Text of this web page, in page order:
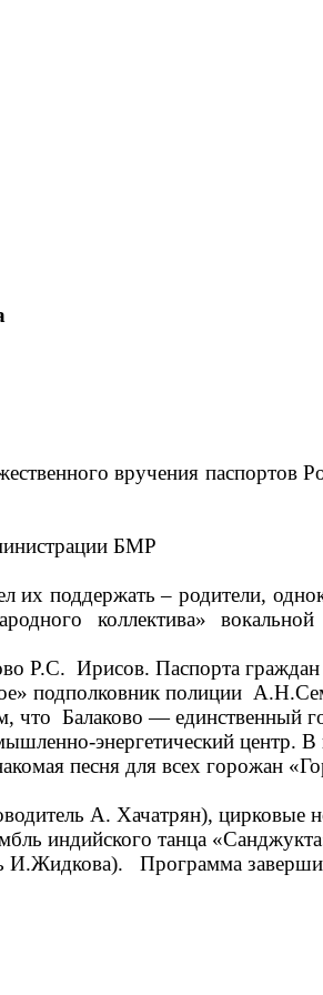
вручения паспортов
БМР
поддержать – родители,
коллектива»
Р.С. Ирисов. Паспорта граждан
подполковник
что Балаково — единственный
энергетический центр. В
песня для всех горожан
А. Хачатрян), цирковые
индийского танца
И.Жидкова).
Программа